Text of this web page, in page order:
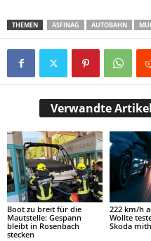
THEMEN ASFINAG AUTOBAHN
Verwandte Artikel
Boot zu breit für die
Mautstelle: Gespann
bleibt in Rosenbach
stecken
222 km/h
Wollte
Skoda